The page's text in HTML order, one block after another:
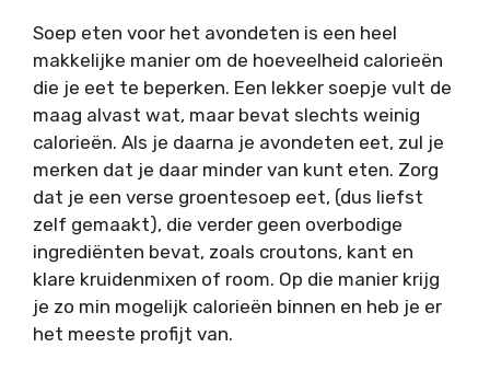
Soep eten voor het avondeten is een heel
makkelijke manier om de hoeveelheid calorieën
die je eet te beperken. Een lekker soepje vult de
maag alvast wat, maar bevat slechts weinig
calorieën. Als je daarna je avondeten eet, zul je
merken dat je daar minder van kunt eten. Zorg
dat je een verse groentesoep eet, (dus liefst
zelf gemaakt), die verder geen overbodige
ingrediënten bevat, zoals croutons, kant en
klare kruidenmixen of room. Op die manier krijg
je zo min mogelijk calorieën binnen en heb je er
het meeste profijt van.